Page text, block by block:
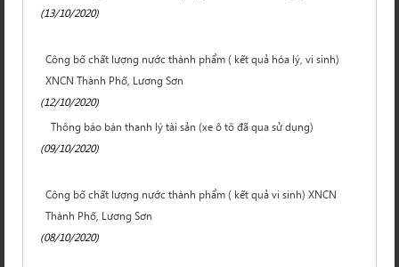
(13/10/2020)
Công bố chất lượng nước thành phẩm ( kết quả hóa lý, vi sinh)
XNCN Thành Phố, Lương Sơn
(12/10/2020)
Thông báo bán thanh lý tài sản (xe ô tô đã qua sử dụng)
(09/10/2020)
Công bố chất lượng nước thành phẩm ( kết quả vi sinh) XNCN
Thành Phố, Lương Sơn
(08/10/2020)